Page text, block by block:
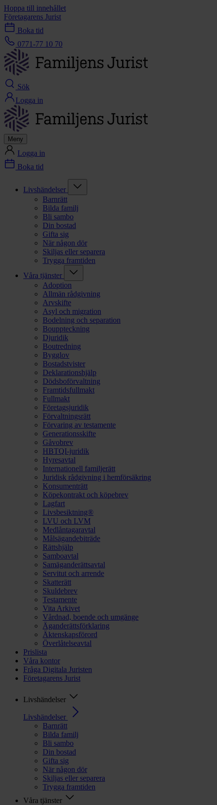
Hoppa till innehållet
Företagarens Jurist
Boka tid
0771-77 10 70
Sök
Logga in
Meny
Logga in
Boka tid
Livshändelser
Barnrätt
Bilda familj
Bli sambo
Din bostad
Gifta sig
När någon dör
Skiljas eller separera
Trygga framtiden
Våra tjänster
Adoption
Allmän rådgivning
Arvskifte
Asyl och migration
Bodelning och separation
Bouppteckning
Djuridik
Boutredning
Bygglov
Bostadstvister
Deklarationshjälp
Dödsboförvaltning
Framtidsfullmakt
Fullmakt
Företagsjuridik
Förvaltningsrätt
Förvaring av testamente
Generationsskifte
Gåvobrev
HBTQI-juridik
Hyresavtal
Internationell familjerätt
Juridisk rådgivning i hemförsäkring
Konsumenträtt
Köpekontrakt och köpebrev
Lagfart
Livsbesiktning®
LVU och LVM
Medlåntagaravtal
Målsägandebiträde
Rättshjälp
Samboavtal
Samäganderättsavtal
Servitut och arrende
Skatterätt
Skuldebrev
Testamente
Vita Arkivet
Vårdnad, boende och umgänge
Äganderättsförklaring
Äktenskapsförord
Överlåtelseavtal
Prislista
Våra kontor
Fråga Digitala Juristen
Företagarens Jurist
Livshändelser
Livshändelser
Barnrätt
Bilda familj
Bli sambo
Din bostad
Gifta sig
När någon dör
Skiljas eller separera
Trygga framtiden
Våra tjänster